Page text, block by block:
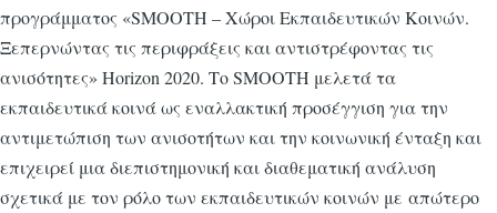
προγράμματος «SMOOTH – Χώροι Εκπαιδευτικών Κοινών.
Ξεπερνώντας τις περιφράξεις και αντιστρέφοντας τις
ανισότητες» Horizon 2020. Το SMOOTH μελετά τα
εκπαιδευτικά κοινά ως εναλλακτική προσέγγιση για την
αντιμετώπιση των ανισοτήτων και την κοινωνική ένταξη και
επιχειρεί μια διεπιστημονική και διαθεματική ανάλυση
σχετικά με τον ρόλο των εκπαιδευτικών κοινών με απώτερο